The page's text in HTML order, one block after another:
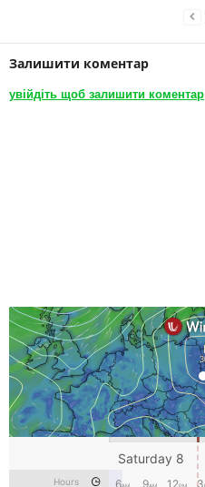
Залишити коментар
увійдіть щоб залишити коментар